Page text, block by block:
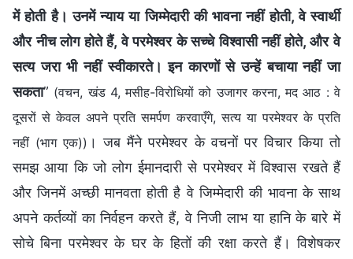
में होती है। उनमें न्याय या जिम्मेदारी की भावना नहीं होती, वे स्वार्थी
और नीच लोग होते हैं, वे परमेश्वर के सच्चे विश्वासी नहीं होते, और वे
सत्य जरा भी नहीं स्वीकारते। इन कारणों से उन्हें बचाया नहीं जा
सकता” (वचन, खंड 4, मसीह-विरोधियों को उजागर करना, मद आठ : वे
दूसरों से केवल अपने प्रति समर्पण करवाएँगे, सत्य या परमेश्वर के प्रति
नहीं (भाग एक)) । जब मैंने परमेश्वर के वचनों पर विचार किया तो
समझ आया कि जो लोग ईमानदारी से परमेश्वर में विश्वास रखते हैं
और जिनमें अच्छी मानवता होती है वे जिम्मेदारी की भावना के साथ
अपने कर्तव्यों का निर्वहन करते हैं, वे निजी लाभ या हानि के बारे में
सोचे बिना परमेश्वर के घर के हितों की रक्षा करते हैं। विशेषकर